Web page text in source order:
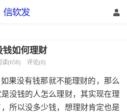
钱如何理财
读(658) 评论(0)
果没有钱那就不能理财的，那么
没钱的人怎么理财，其实现在理
所以没多少钱，想理财肯定也是